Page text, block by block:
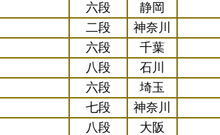
六段 静岡
二段 神奈川
六段 千葉
八段 石川
六段 埼玉
七段 神奈川
八段 大阪